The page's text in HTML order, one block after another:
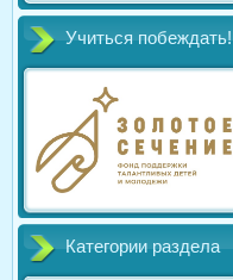
Учиться побеждать!
Категории раздела